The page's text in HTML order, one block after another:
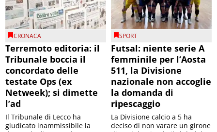
CRONACA
Terremoto editoria: il
Tribunale boccia il
concordato delle
testate Ops (ex
Netweek); si dimette
l’ad
Il Tribunale di Lecco ha
giudicato inammissibile la
SPORT
Futsal: niente serie A
femminile per l’Aosta
511, la Divisione
nazionale non accoglie
la domanda di
ripescaggio
La Divisione calcio a 5 ha
deciso di non varare un girone